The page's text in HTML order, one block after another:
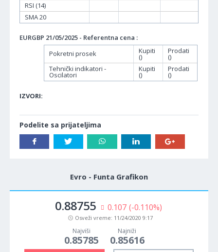
RSI (14)
SMA 20
EURGBP 21/05/2025 - Referentna cena :
Pokretni prosek
Kupiti
()
Prodati
()
Tehnički indikatori -
Oscilatori
Kupiti
()
Prodati
()
IZVORI:
Podelite sa prijateljima
Evro - Funta Grafikon
0.88755 0.107 (-0.110%)
Osveži vreme: 11/24/2020 9:17
Najviši
0.85785
Najniži
0.85616